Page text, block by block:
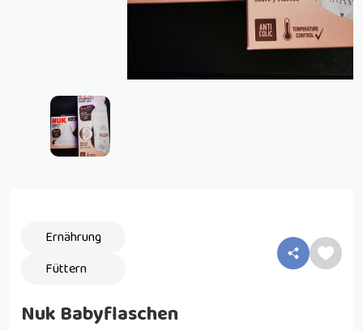
Ernährung
Füttern
Nuk Babyflaschen